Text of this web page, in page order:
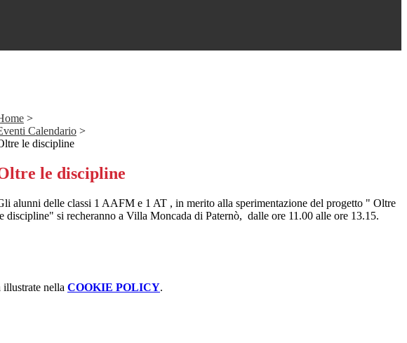
>
Calendario >
le discipline
le discipline
alunni delle classi 1 AAFM e 1 AT , in merito alla sperimentazione del progetto " Oltre
discipline" si recheranno a Villa Moncada di Paternò, dalle ore 11.00 alle ore 13.15.
nella COOKIE POLICY.